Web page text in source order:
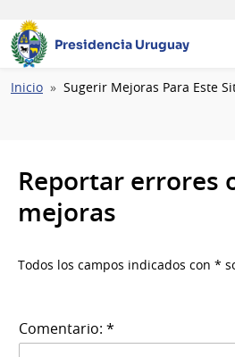
Presidencia Uruguay
Ruta
Inicio Sugerir Mejoras Para Este
Reportar errores
mejoras
Todos los campos indicados con *
Comentario: *